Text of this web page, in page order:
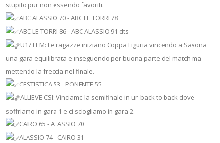
stupito pur non essendo favoriti.
ABC ALASSIO 70 - ABC LE TORRI 78
ABC LE TORRI 86 - ABC ALASSIO 91 dts
U17 FEM: Le ragazze iniziano Coppa Liguria vincendo a Savona
una gara equilibrata e inseguendo per buona parte del match ma
mettendo la freccia nel finale.
CESTISTICA 53 - PONENTE 55
ALLIEVE CSI: Vinciamo la semifinale in un back to back dove
soffriamo in gara 1 e ci sciogliamo in gara 2.
CAIRO 65 - ALASSIO 70
ALASSIO 74 - CAIRO 31